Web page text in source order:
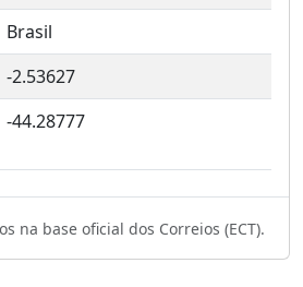
Brasil
-2.53627
-44.28777
na base oficial dos Correios (ECT).